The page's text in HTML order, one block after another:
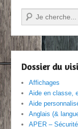
Recherche
Dossier du
Affichages
Aide en classe,
Aide
Anglais (&
APER –